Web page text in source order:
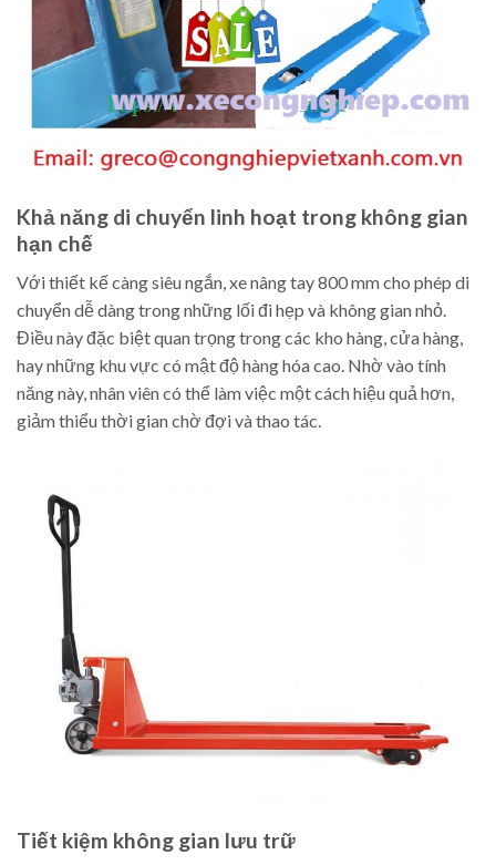
Khả năng di chuyển linh hoạt trong không gian
hạn chế
Với thiết kế càng siêu ngắn, xe nâng tay 800 mm cho phép di
chuyển dễ dàng trong những lối đi hẹp và không gian nhỏ.
Điều này đặc biệt quan trọng trong các kho hàng, cửa hàng,
hay những khu vực có mật độ hàng hóa cao. Nhờ vào tính
năng này, nhân viên có thể làm việc một cách hiệu quả hơn,
giảm thiểu thời gian chờ đợi và thao tác.
Tiết kiệm không gian lưu trữ